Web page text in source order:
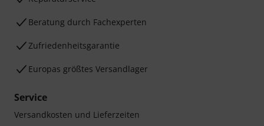
Beratung durch Fachexperten
Zufriedenheitsgarantie
Europas größtes Versandlager
Service
Versandkosten und Lieferzeiten